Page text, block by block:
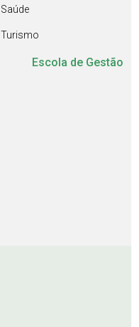
Saúde
Turismo
Escola de Gestão